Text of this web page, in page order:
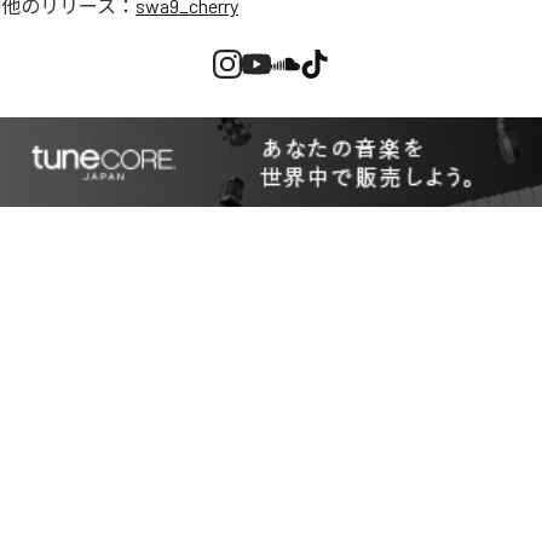
のリリース： swa9_cherry